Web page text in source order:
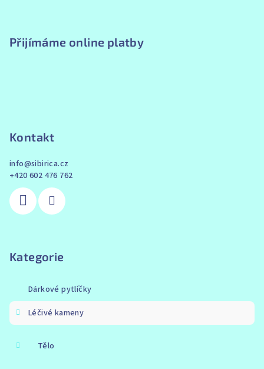
Přijímáme online platby
Kontakt
info@sibirica.cz
+420 602 476 762
Kategorie
Dárkové pytlíčky
Léčivé kameny
Tělo